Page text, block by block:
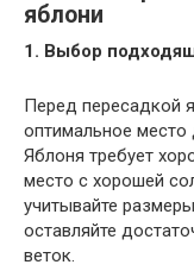
яблони
1. Выбор
Перед пересадкой
оптимальное место
Яблоня требует
место с хорошей
учитывайте
оставляйте
веток.